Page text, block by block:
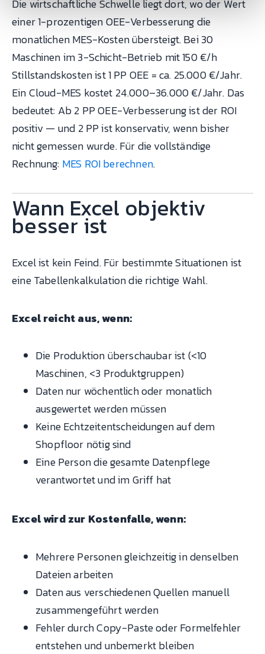
Die wirtschaftliche Schwelle liegt dort, wo der Wert
einer 1-prozentigen OEE-Verbesserung die
monatlichen MES-Kosten übersteigt. Bei 30
Maschinen im 3-Schicht-Betrieb mit 150 €/h
Stillstandskosten ist 1 PP OEE = ca. 25.000 €/Jahr.
Ein Cloud-MES kostet 24.000–36.000 €/Jahr. Das
bedeutet: Ab 2 PP OEE-Verbesserung ist der ROI
positiv — und 2 PP ist konservativ, wenn bisher
nicht gemessen wurde. Für die vollständige
Rechnung: MES ROI berechnen.
Wann Excel objektiv
besser ist
Excel ist kein Feind. Für bestimmte Situationen ist
eine Tabellenkalkulation die richtige Wahl.
Excel reicht aus, wenn:
Die Produktion überschaubar ist (<10
Maschinen, <3 Produktgruppen)
Daten nur wöchentlich oder monatlich
ausgewertet werden müssen
Keine Echtzeitentscheidungen auf dem
Shopfloor nötig sind
Eine Person die gesamte Datenpflege
verantwortet und im Griff hat
Excel wird zur Kostenfalle, wenn:
Mehrere Personen gleichzeitig in denselben
Dateien arbeiten
Daten aus verschiedenen Quellen manuell
zusammengeführt werden
Fehler durch Copy-Paste oder Formelfehler
entstehen und unbemerkt bleiben